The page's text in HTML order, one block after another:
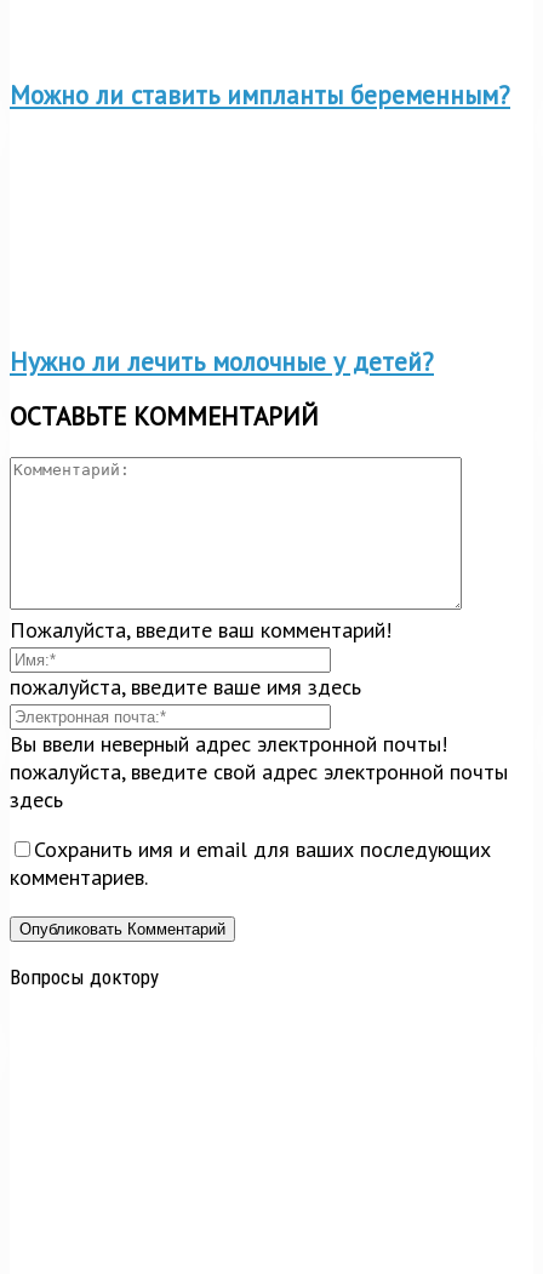
Можно ли ставить импланты беременным?
Нужно ли лечить молочные у детей?
ОСТАВЬТЕ КОММЕНТАРИЙ
Пожалуйста, введите ваш комментарий!
пожалуйста, введите ваше имя здесь
Вы ввели неверный адрес электронной почты!
пожалуйста, введите свой адрес электронной почты
здесь
Сохранить имя и email для ваших последующих
комментариев.
Вопросы доктору